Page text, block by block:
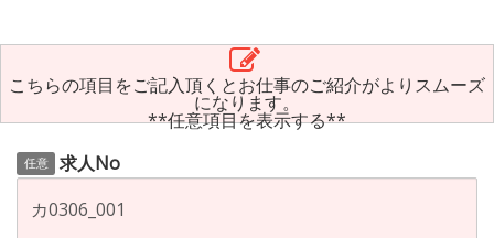
こちらの項目をご記入頂くとお仕事のご紹介がよりスムーズ
になります。
**任意項目を表示する**
任意 求人No